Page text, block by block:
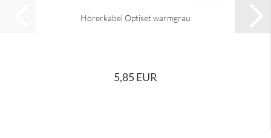
Hörerkabel Optiset warmgrau
5,85 EUR